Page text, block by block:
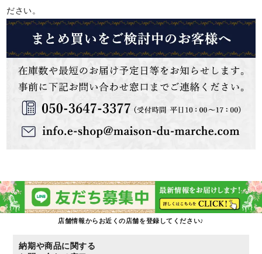
ださい。
店舗情報からお近くの店舗を登録してください♪
納期や商品に関する